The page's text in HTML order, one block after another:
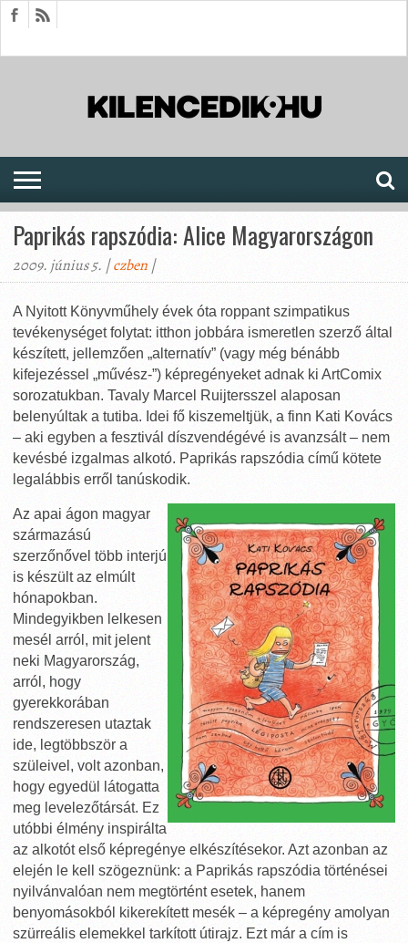
Paprikás rapszódia: Alice Magyarországon
2009. június 5. |czben |
A Nyitott Könyvműhely évek óta roppant szimpatikus
tevékenységet folytat: itthon jobbára ismeretlen szerző által
készített, jellemzően „alternatív” (vagy még bénább
kifejezéssel „művész-”) képregényeket adnak ki ArtComix
sorozatukban. Tavaly Marcel Ruijtersszel alaposan
belenyúltak a tutiba. Idei fő kiszemeltjük, a finn Kati Kovács
– aki egyben a fesztivál díszvendégévé is avanzsált – nem
kevésbé izgalmas alkotó. Paprikás rapszódia című kötete
legalábbis erről tanúskodik.
Az apai ágon magyar
származású
szerzőnővel több interjú
is készült az elmúlt
hónapokban.
Mindegyikben lelkesen
mesél arról, mit jelent
neki Magyarország,
arról, hogy
gyerekkorában
rendszeresen utaztak
ide, legtöbbször a
szüleivel, volt azonban,
hogy egyedül látogatta
meg levelezőtársát. Ez
utóbbi élmény inspirálta
az alkotót első képregénye elkészítésekor. Azt azonban az
elején le kell szögeznünk: a Paprikás rapszódia történései
nyilvánvalóan nem megtörtént esetek, hanem
benyomásokból kikerekített mesék – a képregény amolyan
szürreális elemekkel tarkított útirajz. Ezt már a cím is